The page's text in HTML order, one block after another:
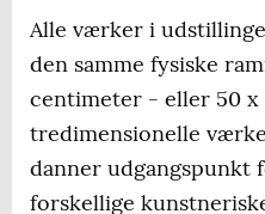
Alle værker i
den samme fysiske
centimeter - eller 50
tredimensionelle
danner udgangspunkt
forskellige